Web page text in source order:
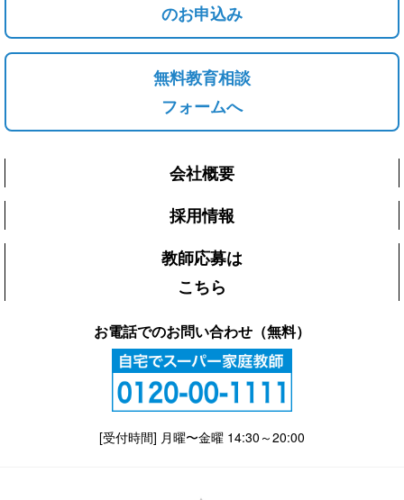
のお申込み
無料教育相談
フォームへ
会社概要
採用情報
教師応募は
こちら
お電話でのお問い合わせ（無料）
[受付時間] 月曜〜金曜 14:30～20:00